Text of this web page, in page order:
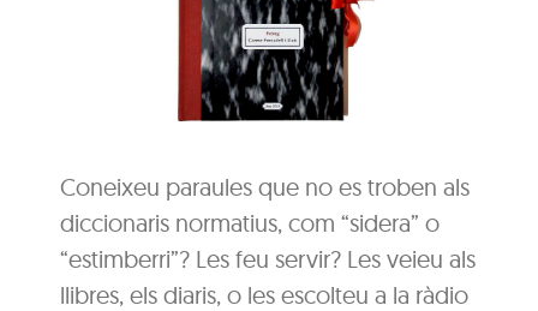
Coneixeu paraules que no es troben als
diccionaris normatius, com “sidera” o
“estimberri”? Les feu servir? Les veieu als
llibres, els diaris, o les escolteu a la ràdio